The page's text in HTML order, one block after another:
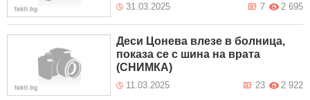
31.03.2025 2 695
7
Деси Цонева влезе в болница,
показа се с шина на врата
(СНИМКА)
11.03.2025 2 922
23